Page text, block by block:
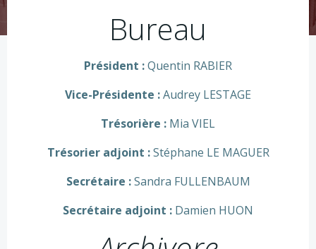
Bureau
Président :Quentin RABIER
Vice-Présidente :Audrey LESTAGE
Trésorière : Mia VIEL
Trésorier adjoint :Stéphane LE MAGUER
Secrétaire :Sandra FULLENBAUM
Secrétaire adjoint : Damien HUON